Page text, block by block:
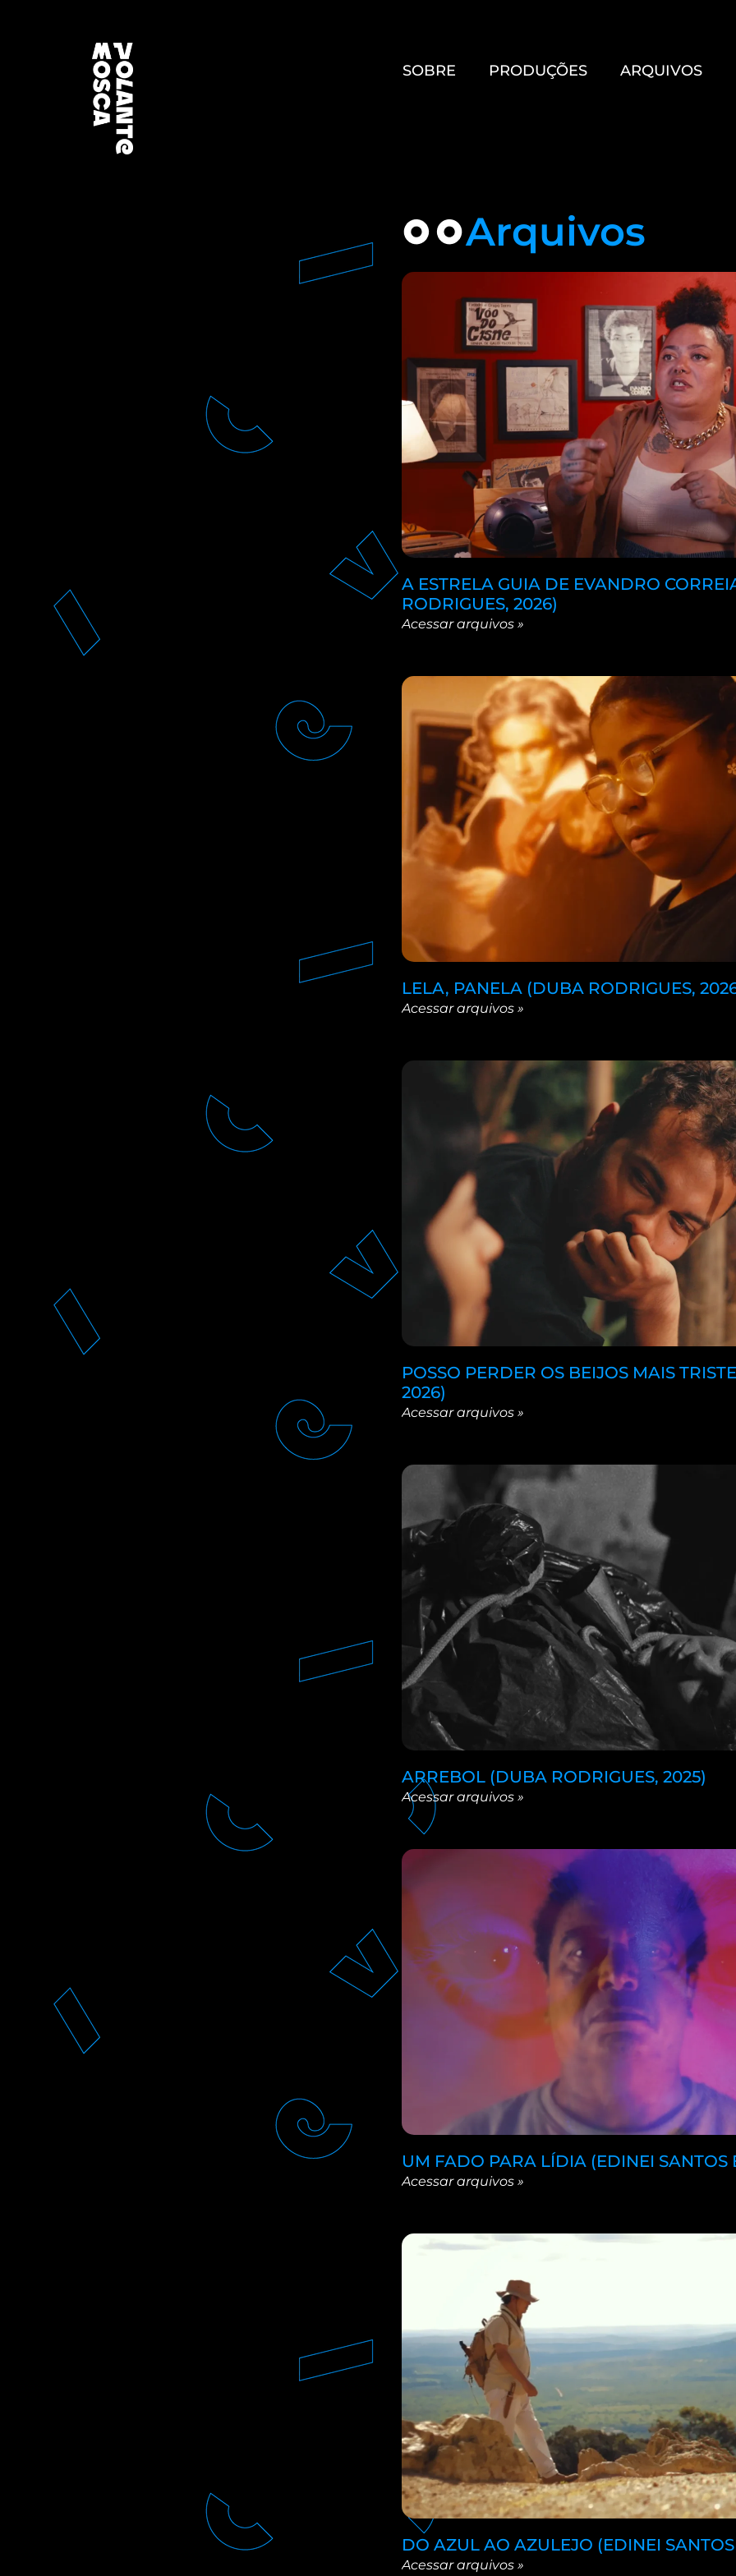
SOBRE PRODUÇÕES ARQUIVOS
Arquivos
A ESTRELA GUIA DE EVANDRO
RODRIGUES, 2026)
Acessar arquivos »
LELA, PANELA (DUBA RODRIGUES,
Acessar arquivos »
POSSO PERDER OS BEIJOS MAIS
2026)​
Acessar arquivos »
ARREBOL (DUBA RODRIGUES, 2025)
Acessar arquivos »
UM FADO PARA LÍDIA (EDINEI SANTOS
Acessar arquivos »
DO AZUL AO AZULEJO (EDINEI
Acessar arquivos »